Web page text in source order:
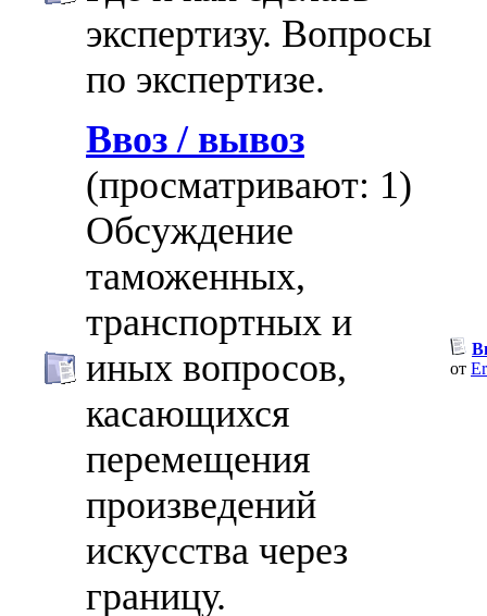
экспертизу. Вопросы
по экспертизе.
Ввоз / вывоз
(просматривают: 1)
Обсуждение
таможенных,
транспортных и
иных вопросов,
касающихся
перемещения
произведений
искусства через
границу.
от